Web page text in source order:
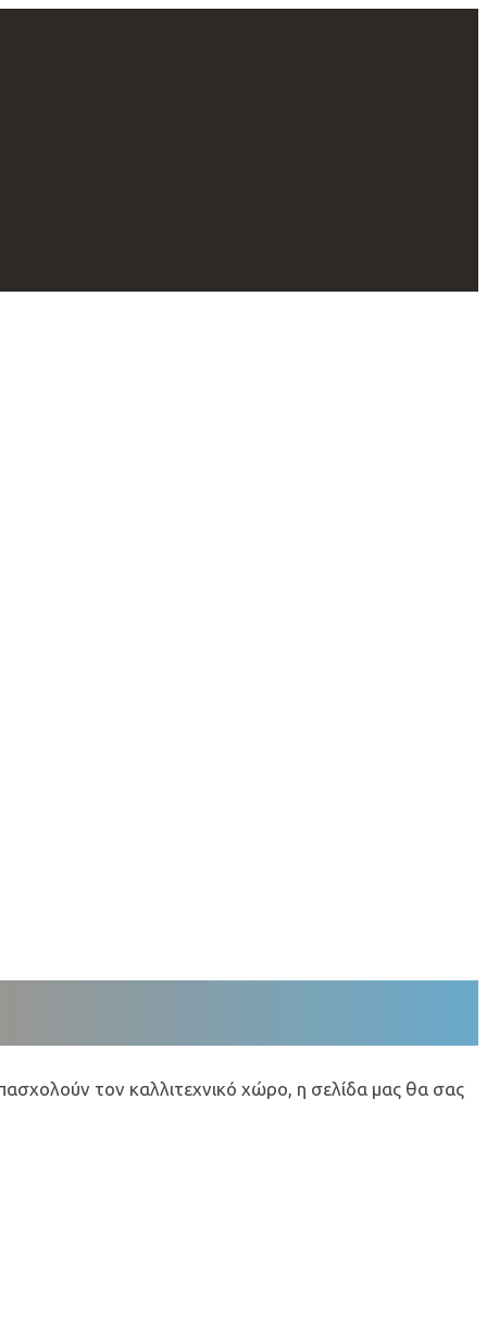
τον καλλιτεχνικό χώρο, η σελίδα μας θα σας